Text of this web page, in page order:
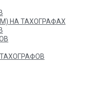
НА ТАХОГРАФАХ